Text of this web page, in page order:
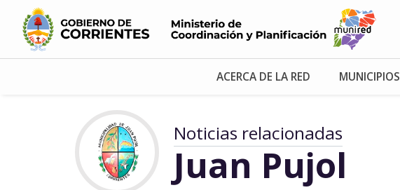
ACERCA DE LA RED MUNICIPIOS
Noticias relacionadas
Juan Pujol